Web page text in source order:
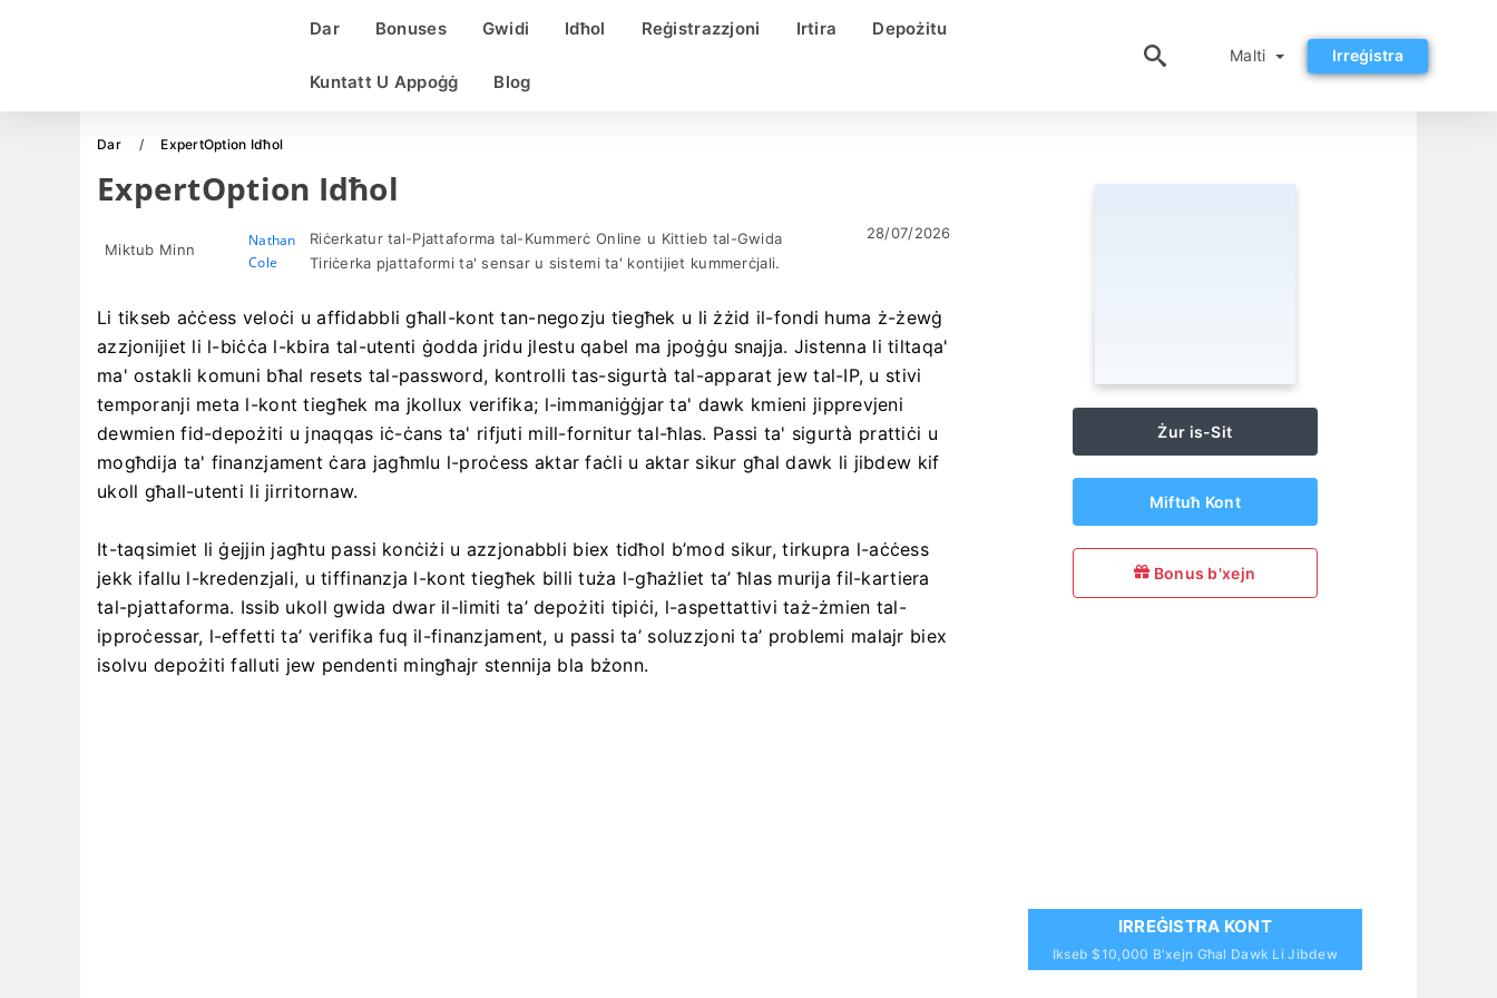
Dar Bonuses Gwidi Idħol Reġistrazzjoni Irtira Depożitu
Kuntatt U Appoġġ Blog
Malti Irreġistra
Dar ExpertOption Idħol
ExpertOption Idħol
Miktub Minn
Nathan
Cole
Riċerkatur tal-Pjattaforma tal-Kummerċ Online u Kittieb tal-Gwida
Tiriċerka pjattaformi ta' sensar u sistemi ta' kontijiet kummerċjali.
28/07/2026
Li tikseb aċċess veloċi u affidabbli għall-kont tan-negozju tiegħek u li żżid il-fondi huma ż-żewġ
azzjonijiet li l-biċċa l-kbira tal-utenti ġodda jridu jlestu qabel ma jpoġġu snajja. Jistenna li tiltaqa'
ma' ostakli komuni bħal resets tal-password, kontrolli tas-sigurtà tal-apparat jew tal-IP, u stivi
temporanji meta l-kont tiegħek ma jkollux verifika; l-immaniġġjar ta' dawk kmieni jipprevjeni
dewmien fid-depożiti u jnaqqas iċ-ċans ta' rifjuti mill-fornitur tal-ħlas. Passi ta' sigurtà prattiċi u
mogħdija ta' finanzjament ċara jagħmlu l-proċess aktar faċli u aktar sikur għal dawk li jibdew kif
ukoll għall-utenti li jirritornaw.
It-taqsimiet li ġejjin jagħtu passi konċiżi u azzjonabbli biex tidħol b’mod sikur, tirkupra l-aċċess
jekk ifallu l-kredenzjali, u tiffinanzja l-kont tiegħek billi tuża l-għażliet ta’ ħlas murija fil-kartiera
tal-pjattaforma. Issib ukoll gwida dwar il-limiti ta’ depożiti tipiċi, l-aspettattivi taż-żmien tal-
ipproċessar, l-effetti ta’ verifika fuq il-finanzjament, u passi ta’ soluzzjoni ta’ problemi malajr biex
isolvu depożiti falluti jew pendenti mingħajr stennija bla bżonn.
Żur is-Sit
Miftuħ Kont
Bonus b'xejn
IRREĠISTRA KONT
Ikseb $10,000 B'xejn Għal Dawk Li Jibdew